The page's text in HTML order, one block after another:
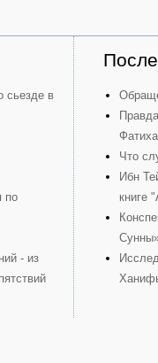
сьезде в
по
- из
Что
Ибн
книге